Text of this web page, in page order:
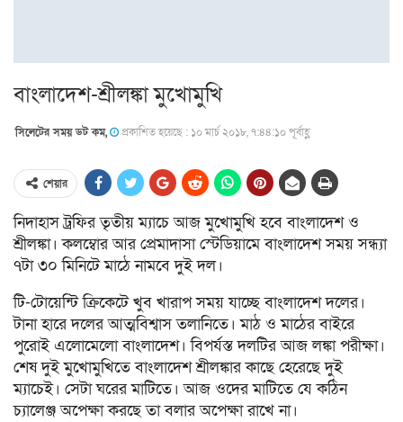
বাংলাদেশ-শ্রীলঙ্কা মুখোমুখি
সিলেটের সময় ডট কম, প্রকাশিত হয়েছে : ১০ মার্চ ২০১৮, ৭:৪৪:১০ পূর্বাহ্ণ
শেয়ার
নিদাহাস ট্রফির তৃতীয় ম্যাচে আজ মুখোমুখি হবে বাংলাদেশ ও
শ্রীলঙ্কা। কলম্বোর আর প্রেমাদাসা স্টেডিয়ামে বাংলাদেশ সময় সন্ধ্যা
৭টা ৩০ মিনিটে মাঠে নামবে দুই দল।
টি-টোয়েন্টি ক্রিকেটে খুব খারাপ সময় যাচ্ছে বাংলাদেশ দলের।
টানা হারে দলের আত্মবিশ্বাস তলানিতে। মাঠ ও মাঠের বাইরে
পুরোই এলোমেলো বাংলাদেশ। বিপর্যস্ত দলটির আজ লঙ্কা পরীক্ষা।
শেষ দুই মুখোমুখিতে বাংলাদেশ শ্রীলঙ্কার কাছে হেরেছে দুই
ম্যাচেই। সেটা ঘরের মাটিতে। আজ ওদের মাটিতে যে কঠিন
চ্যালেঞ্জ অপেক্ষা করছে তা বলার অপেক্ষা রাখে না।